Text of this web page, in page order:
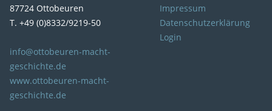
87724 Ottobeuren
T. +49 (0)8332/9219-50
info@ottobeuren-macht-
geschichte.de
www.ottobeuren-macht-
geschichte.de
Impressum
Datenschutzerklärung
Login